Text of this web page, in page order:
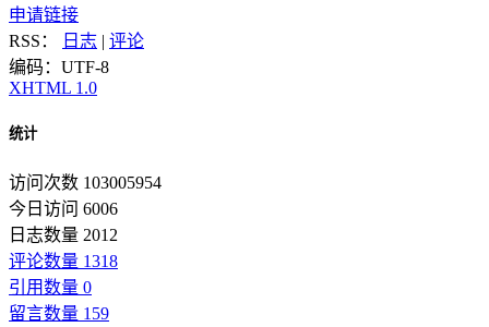
申请链接
RSS：
日志 | 评论
编码：UTF-8
XHTML 1.0
统计
访问次数 103005954
今日访问 6006
日志数量 2012
评论数量 1318
引用数量 0
留言数量 159